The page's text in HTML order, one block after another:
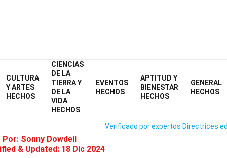
CULTURA
Y ARTES
HECHOS
CIENCIAS
DE LA
TIERRA Y
DE LA
VIDA
HECHOS
EVENTOS
HECHOS
APTITUD Y
BIENESTAR
HECHOS
GENERAL
HECHOS
Tecnología y Ciencias
Sobre Ventilador De Toda
Por: Sonny Dowdell
& Updated: 18 Dic 2024
Verificado por expertos Directrices